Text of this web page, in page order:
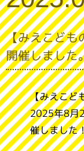
【みえこど
開催しました
【みえこど
2025年8月
催しました